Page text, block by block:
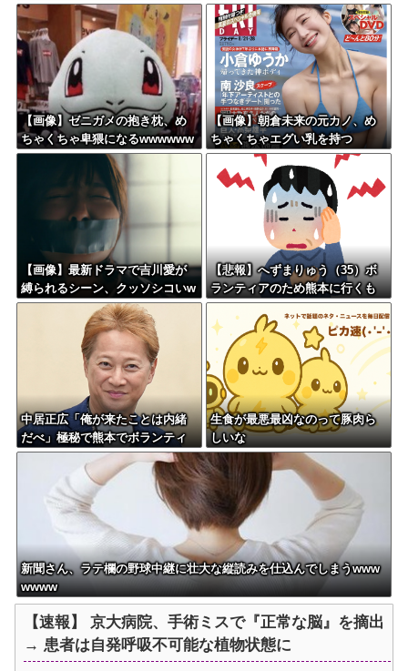
まう←コレは凄過ぎるw w w w
w w w w
ｗｗｗｗｗｗｗｗｗｗｗｗｗ
【画像】ゼニガメの抱き枕、め
ちゃくちゃ卑猥になるwwwwww
w
【画像】朝倉未来の元カノ、め
ちゃくちゃエグい乳を持つ
【画像】最新ドラマで吉川愛が
縛られるシーン、クッソシコいw
wwwwwww
【悲報】へずまりゅう（35）ボ
ランティアのため熊本に行くも
体調不良で病院に行く
中居正広「俺が来たことは内緒
だべ」極秘で熊本でボランティ
アをしていた・・・
生食が最悪最凶なのって豚肉ら
しいな
新聞さん、ラテ欄の野球中継に壮大な縦読みを仕込んでしまうwww
wwww
【速報】 京大病院、手術ミスで『正常な脳』を摘出
→ 患者は自発呼吸不可能な植物状態に